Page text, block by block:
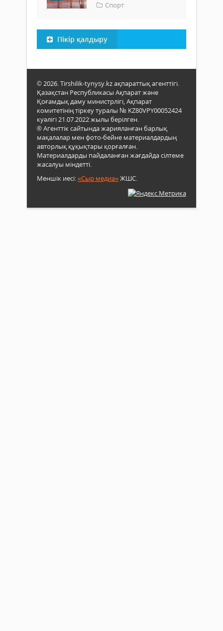
Спорт
Пікір қалдыру
© 2026. Tirshilik-tynysy.kz ақпараттық агенттігі.
Қазақстан Республикасы Ақпарат және
Қоғамдық даму министрлігі, Ақпарат
комитетінің тіркеу туралы № KZ80VPY00052424
куәлігі 21.07.2022 жылы берілген.
® Агенттік сайтында жарияланған барлық
мақалалар мен фото-бейне материалдардың
авторлық құқықтары қорғалған.
Материалдарды пайдаланған жағдайда сілтеме
жасалуы міндетті.
Меншік иесі:«Сыр медиа»ЖШС.